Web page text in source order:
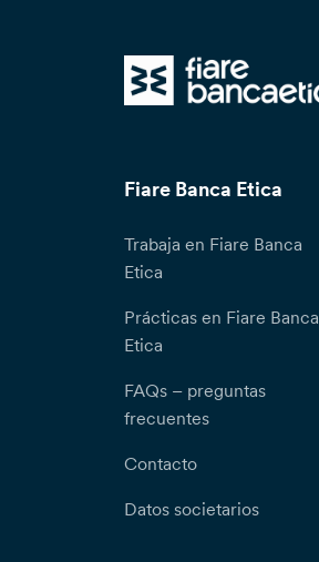
Fiare Banca Etica
Trabaja en Fiare Banca
Etica
Prácticas en Fiare Banca
Etica
FAQs – preguntas
frecuentes
Contacto
Datos societarios